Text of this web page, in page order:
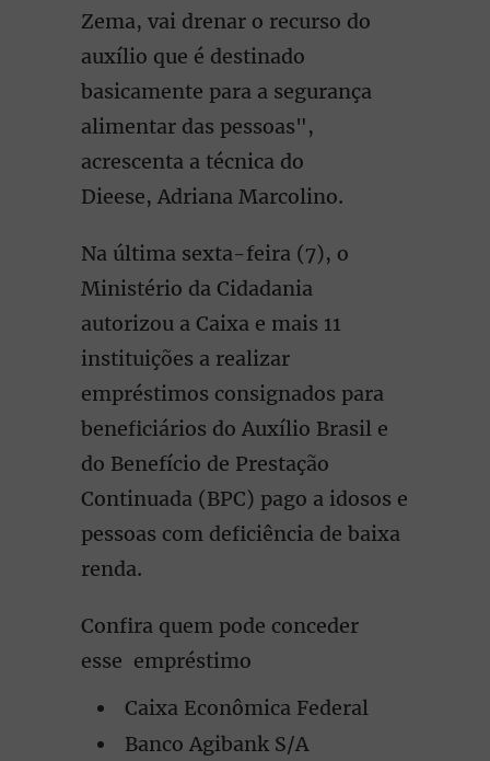
Zema, vai drenar o recurso do
auxílio que é destinado
basicamente para a segurança
alimentar das pessoas",
acrescenta a técnica do
Dieese, Adriana Marcolino.
Na última sexta-feira (7), o
Ministério da Cidadania
autorizou a Caixa e mais 11
instituições a realizar
empréstimos consignados para
beneficiários do Auxílio Brasil e
do Benefício de Prestação
Continuada (BPC) pago a idosos e
pessoas com deficiência de baixa
renda.
Confira quem pode conceder
esse empréstimo
Caixa Econômica Federal
Banco Agibank S/A